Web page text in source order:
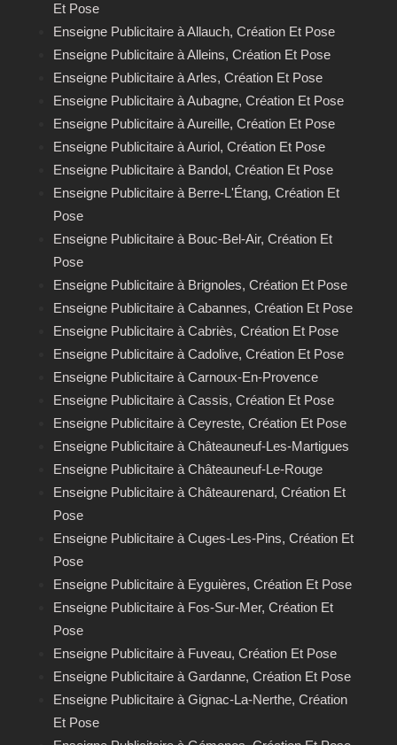
Et Pose
Enseigne Publicitaire à Allauch, Création Et Pose
Enseigne Publicitaire à Alleins, Création Et Pose
Enseigne Publicitaire à Arles, Création Et Pose
Enseigne Publicitaire à Aubagne, Création Et Pose
Enseigne Publicitaire à Aureille, Création Et Pose
Enseigne Publicitaire à Auriol, Création Et Pose
Enseigne Publicitaire à Bandol, Création Et Pose
Enseigne Publicitaire à Berre-L'Étang, Création Et
Pose
Enseigne Publicitaire à Bouc-Bel-Air, Création Et
Pose
Enseigne Publicitaire à Brignoles, Création Et Pose
Enseigne Publicitaire à Cabannes, Création Et Pose
Enseigne Publicitaire à Cabriès, Création Et Pose
Enseigne Publicitaire à Cadolive, Création Et Pose
Enseigne Publicitaire à Carnoux-En-Provence
Enseigne Publicitaire à Cassis, Création Et Pose
Enseigne Publicitaire à Ceyreste, Création Et Pose
Enseigne Publicitaire à Châteauneuf-Les-Martigues
Enseigne Publicitaire à Châteauneuf‑Le‑Rouge
Enseigne Publicitaire à Châteaurenard, Création Et
Pose
Enseigne Publicitaire à Cuges‑Les‑Pins, Création Et
Pose
Enseigne Publicitaire à Eyguières, Création Et Pose
Enseigne Publicitaire à Fos-Sur-Mer, Création Et
Pose
Enseigne Publicitaire à Fuveau, Création Et Pose
Enseigne Publicitaire à Gardanne, Création Et Pose
Enseigne Publicitaire à Gignac-La-Nerthe, Création
Et Pose